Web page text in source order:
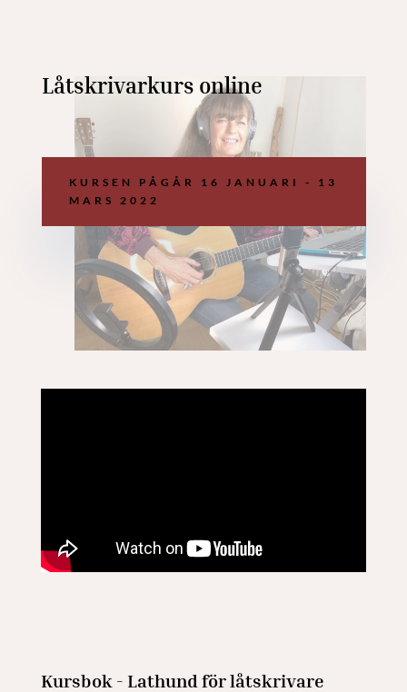
Låtskrivarkurs online
KURSEN PÅGÅR 16 JANUARI - 13
MARS 2022
Kursbok - Lathund för låtskrivare